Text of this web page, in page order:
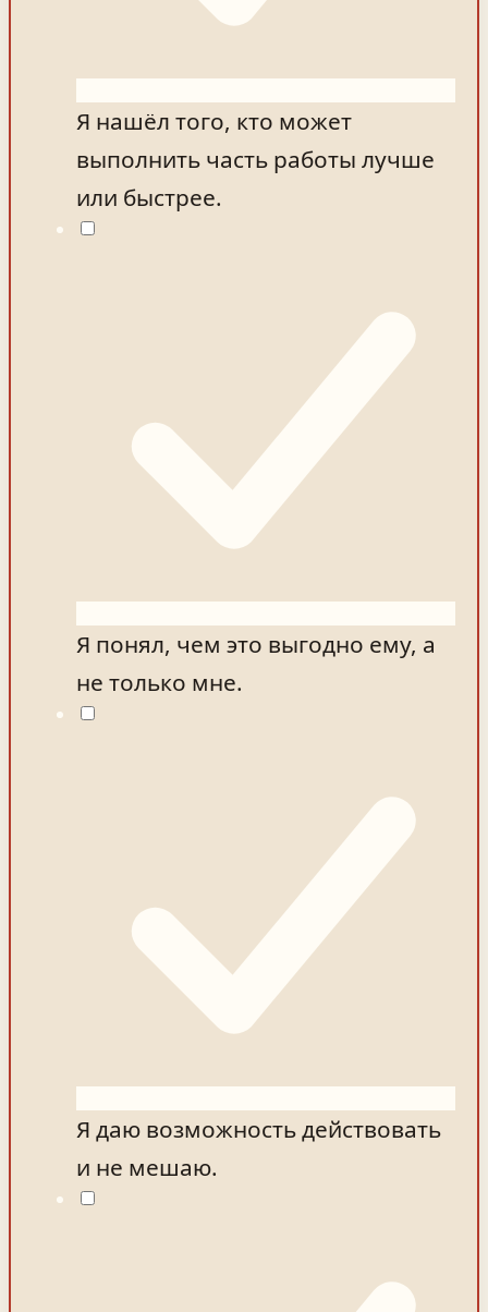
Я нашёл того, кто может
выполнить часть работы лучше
или быстрее.
Я понял, чем это выгодно ему, а
не только мне.
Я даю возможность действовать
и не мешаю.